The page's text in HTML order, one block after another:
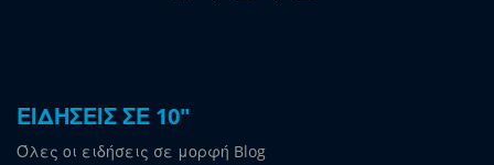
ΕΙΔΗΣΕΙΣ ΣΕ 10"
Όλες οι ειδήσεις σε μορφή Blog